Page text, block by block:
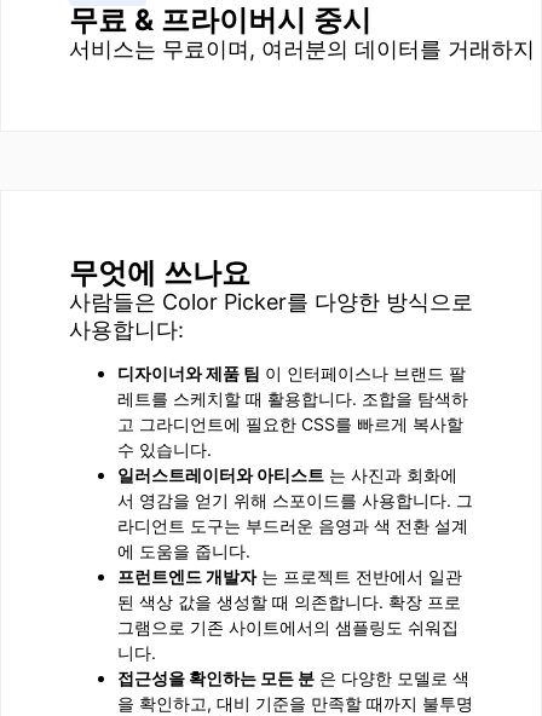
무료 & 프라이버시 중시
서비스는 무료이며, 여러분의 데이터를 거래하지
무엇에 쓰나요
사람들은 Color Picker를 다양한 방식으로
사용합니다:
디자이너와 제품 팀 이 인터페이스나 브랜드 팔
레트를 스케치할 때 활용합니다. 조합을 탐색하
고 그라디언트에 필요한 CSS를 빠르게 복사할
수 있습니다.
일러스트레이터와 아티스트 는 사진과 회화에
서 영감을 얻기 위해 스포이드를 사용합니다. 그
라디언트 도구는 부드러운 음영과 색 전환 설계
에 도움을 줍니다.
프런트엔드 개발자는 프로젝트 전반에서 일관
된 색상 값을 생성할 때 의존합니다. 확장 프로
그램으로 기존 사이트에서의 샘플링도 쉬워집
니다.
접근성을 확인하는 모든 분 은 다양한 모델로 색
을 확인하고, 대비 기준을 만족할 때까지 불투명